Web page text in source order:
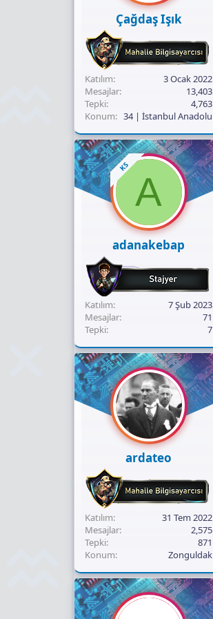
Çağdaş Işık
Katılım
3 Ocak 2022
Mesajlar
13,403
Tepki
4,763
Konum
34 | İstanbul Anadolu
KS
A
adanakebap
Katılım
7 Şub 2023
Mesajlar
71
Tepki
7
ardateo
Katılım
31 Tem 2022
Mesajlar
2,575
Tepki
871
Konum
Zonguldak